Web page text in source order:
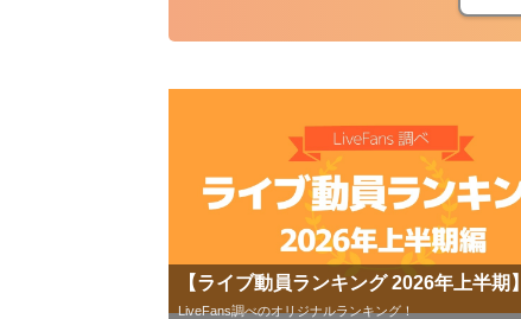
【ライブ動員ランキング 2026年上半期】
LiveFans調べのオリジナルランキング！